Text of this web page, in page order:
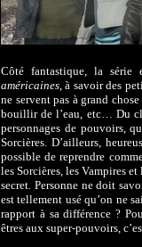
Côté fantastique, la
américaines, à savoir des
ne servent pas à grand
bouillir de l’eau, etc… Du
personnages de pouvoirs,
Sorcières. D’ailleurs,
possible de reprendre
les Sorcières, les Vampires
secret. Personne ne doit
est tellement usé qu’on ne
rapport à sa différence ?
êtres aux super-pouvoirs,